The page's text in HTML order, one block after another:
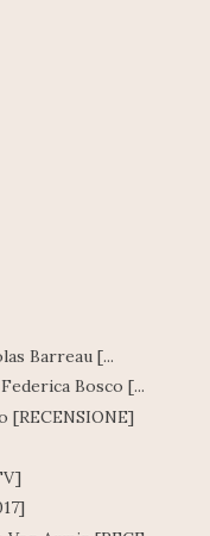
Barreau [...
Bosco [...